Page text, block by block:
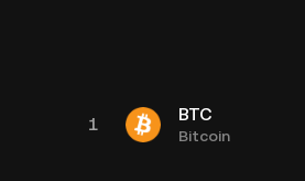
1 BTC
Bitcoin